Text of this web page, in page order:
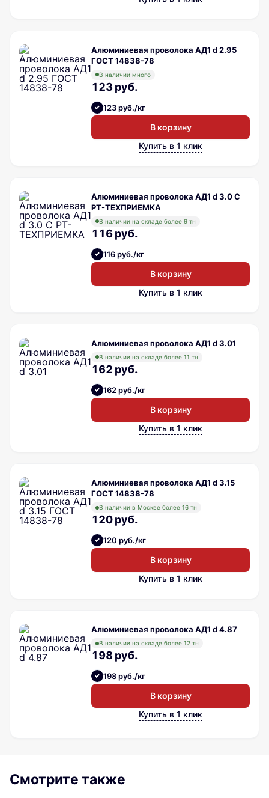
Алюминиевая проволока АД1 d 2.95
ГОСТ 14838-78
В наличии много
123 руб.
123 руб./кг
В корзину
Купить в 1 клик
Алюминиевая проволока АД1 d 3.0 С
РТ-ТЕХПРИЕМКА
В наличии на складе более 9 тн
116 руб.
116 руб./кг
В корзину
Купить в 1 клик
Алюминиевая проволока АД1 d 3.01
В наличии на складе более 11 тн
162 руб.
162 руб./кг
В корзину
Купить в 1 клик
Алюминиевая проволока АД1 d 3.15
ГОСТ 14838-78
В наличии в Москве более 16 тн
120 руб.
120 руб./кг
В корзину
Купить в 1 клик
Алюминиевая проволока АД1 d 4.87
В наличии на складе более 12 тн
198 руб.
198 руб./кг
В корзину
Купить в 1 клик
Смотрите также